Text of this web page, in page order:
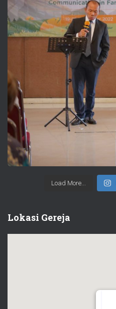
Load More...
Lokasi Gereja